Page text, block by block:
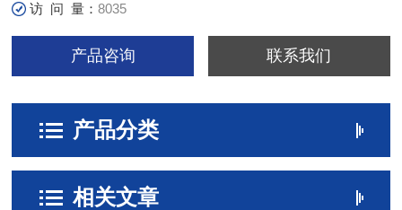
访 问 量：8035
产品咨询 联系我们
产品分类
相关文章